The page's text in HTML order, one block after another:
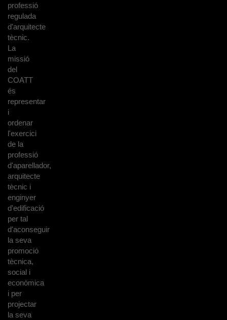
professió
regulada
d'arquitecte
tècnic.
La
missió
del
COATT
és
representar
i
ordenar
l'exercici
de la
professió
d'aparellador,
arquitecte
tècnic i
enginyer
d'edificació
per tal
d'aconseguir
la seva
promoció
tècnica,
social i
econòmica
i per
projectar
la seva